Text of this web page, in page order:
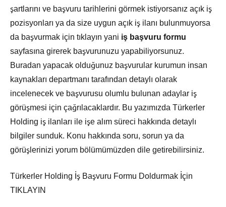
şartlarını ve başvuru tarihlerini görmek istiyorsanız açık iş
pozisyonları ya da size uygun açık iş ilanı bulunmuyorsa
da başvurmak için tıklayın yani iş başvuru formu
sayfasına girerek başvurunuzu yapabiliyorsunuz.
Buradan yapacak olduğunuz başvurular kurumun insan
kaynakları departmanı tarafından detaylı olarak
incelenecek ve başvurusu olumlu bulunan adaylar iş
görüşmesi için çağrılacaklardır. Bu yazımızda Türkerler
Holding iş ilanları ile işe alım süreci hakkında detaylı
bilgiler sunduk. Konu hakkında soru, sorun ya da
görüşlerinizi yorum bölümümüzden dile getirebilirsiniz.
Türkerler Holding İş Başvuru Formu Doldurmak İçin
TIKLAYIN